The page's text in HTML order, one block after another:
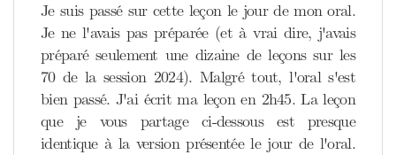
Je suis passé sur cette leçon le jour de mon oral.
Je ne l'avais pas préparée (et à vrai dire, j'avais
préparé seulement une dizaine de leçons sur les
70 de la session 2024). Malgré tout, l'oral s'est
bien passé. J'ai écrit ma leçon en 2h45. La leçon
que je vous partage ci-dessous est presque
identique à la version présentée le jour de l'oral.